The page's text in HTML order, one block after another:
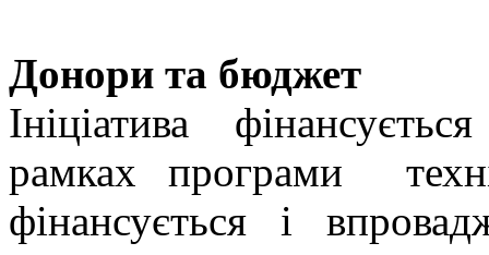
Донори та бюджет
Ініціатива
рамках програми
фінансується і